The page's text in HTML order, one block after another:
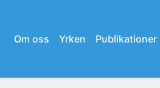
Om oss Yrken Publikationer